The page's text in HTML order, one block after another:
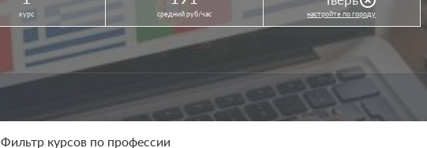
курс средний руб/час настройте по городу
Фильтр курсов по профессии